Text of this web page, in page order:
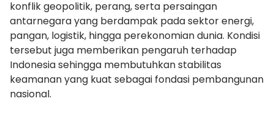
konflik geopolitik, perang, serta persaingan
antarnegara yang berdampak pada sektor energi,
pangan, logistik, hingga perekonomian dunia. Kondisi
tersebut juga memberikan pengaruh terhadap
Indonesia sehingga membutuhkan stabilitas
keamanan yang kuat sebagai fondasi pembangunan
nasional.